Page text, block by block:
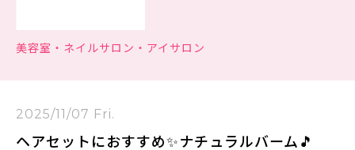
美容室・ネイルサロン・アイサロン
2025/11/07 Fri.
ヘアセットにおすすめ✨ナチュラルバーム🎵